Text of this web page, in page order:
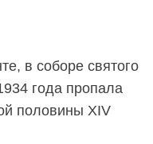
в соборе святого
года пропала
половины XIV